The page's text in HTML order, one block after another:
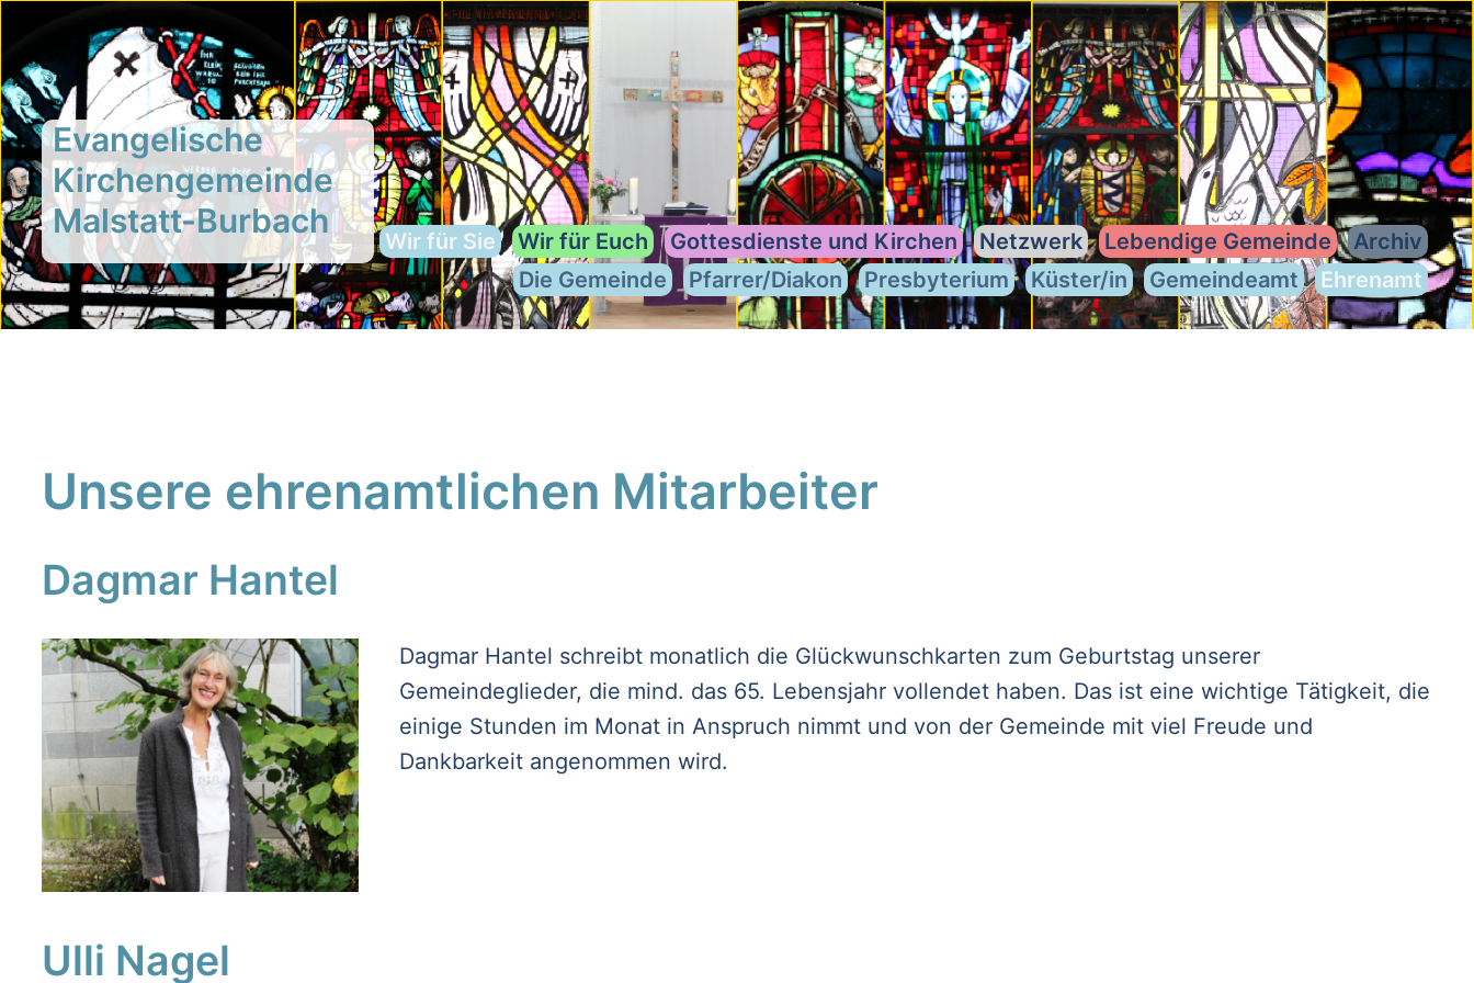
Evangelische
Kirchengemeinde
Malstatt-Burbach
Wir für Sie
Die Gemeinde
Pfarrer/Diakon Presbyterium Küster/in Gemeindeamt Ehrenamt
Wir für Euch Gottesdienste und Kirchen Netzwerk Lebendige Gemeinde Archiv
Unsere ehrenamtlichen Mitarbeiter
Dagmar Hantel
Dagmar Hantel schreibt monatlich die Glückwunschkarten zum Geburtstag unserer
Gemeindeglieder, die mind. das 65. Lebensjahr vollendet haben. Das ist eine wichtige Tätigkeit, die
einige Stunden im Monat in Anspruch nimmt und von der Gemeinde mit viel Freude und
Dankbarkeit angenommen wird.
Ulli Nagel